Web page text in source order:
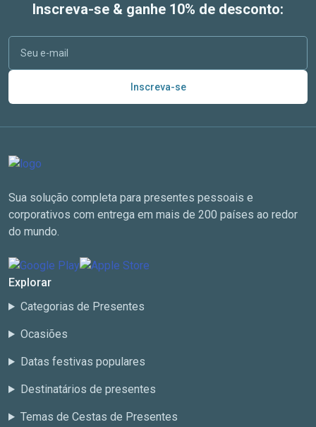
Inscreva-se & ganhe 10% de desconto:
Inscreva-se
Sua solução completa para presentes pessoais e
corporativos com entrega em mais de 200 países ao redor
do mundo.
Explorar
Categorias de Presentes
Ocasiões
Datas festivas populares
Destinatários de presentes
Temas de Cestas de Presentes